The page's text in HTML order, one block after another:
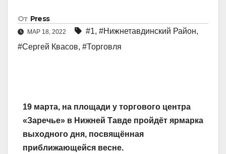
От Press
МАР 18, 2022 #1, #Нижнетавдинский Район,
#Сергей Квасов, #Торговля
19 марта, на площади у торгового центра
«Заречье» в Нижней Тавде пройдёт ярмарка
выходного дня, посвящённая
приближающейся весне.